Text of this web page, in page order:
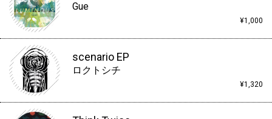
Gue
¥1,000
scenario EP
ロクトシチ
¥1,320